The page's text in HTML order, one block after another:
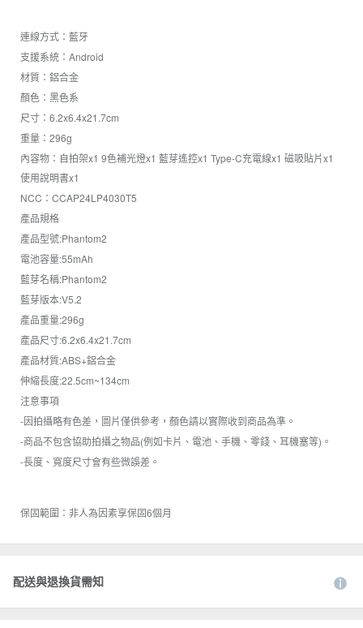
連線方式：藍牙
支援系統：Android
材質：鋁合金
顏色：黑色系
尺寸：6.2x6.4x21.7cm
重量：296g
內容物：自拍架x1 9色補光燈x1 藍芽遙控x1 Type-C充電線x1 磁吸貼片x1
使用說明書x1
NCC：CCAP24LP4030T5
產品規格
產品型號:Phantom2
電池容量:55mAh
藍芽名稱:Phantom2
藍芽版本:V5.2
產品重量:296g
產品尺寸:6.2x6.4x21.7cm
產品材質:ABS+鋁合金
伸縮長度:22.5cm~134cm
注意事項
-因拍攝略有色差，圖片僅供參考，顏色請以實際收到商品為準。
-商品不包含協助拍攝之物品(例如卡片、電池、手機、零錢、耳機塞等)。
-長度、寬度尺寸會有些微誤差。
保固範圍：非人為因素享保固6個月
配送與退換貨需知